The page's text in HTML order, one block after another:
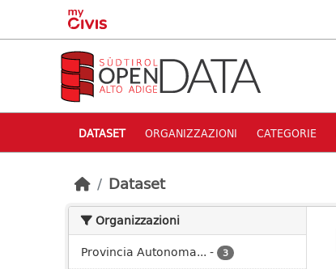
Skip to main content
DATASET ORGANIZZAZIONI CATEGORIE
Dataset
Organizzazioni
Provincia Autonoma... - 3